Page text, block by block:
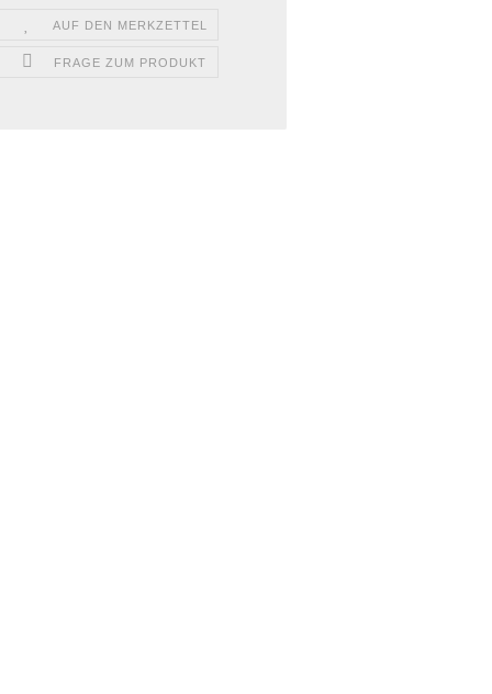
AUF DEN MERKZETTEL
FRAGE ZUM PRODUKT